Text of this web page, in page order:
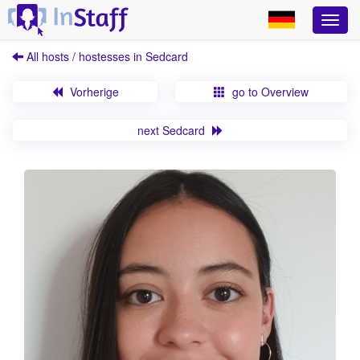
All hosts / hostesses in Sedcard
Vorherige go to Overview
next Sedcard